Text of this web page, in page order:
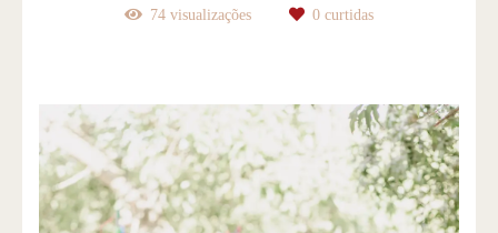
74 visualizações 0 curtidas